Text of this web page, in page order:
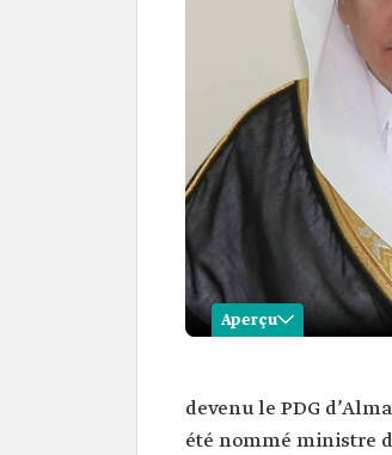
Aperçu
Nom
devenu le PDG
été nommé ministre